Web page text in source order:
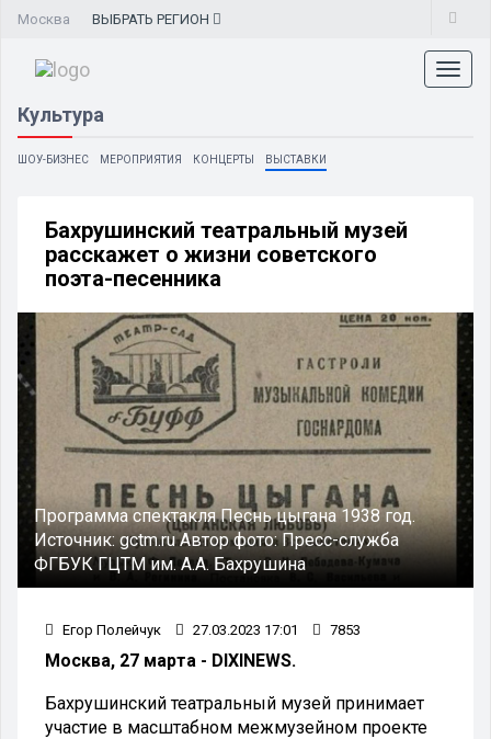
Москва ВЫБРАТЬ РЕГИОН
Культура
ШОУ-БИЗНЕС МЕРОПРИЯТИЯ КОНЦЕРТЫ ВЫСТАВКИ
Бахрушинский театральный музей
расскажет о жизни советского
поэта-песенника
Программа спектакля Песнь цыгана 1938 год.
Источник:gctm.ruАвтор фото:Пресс-служба
ФГБУК ГЦТМ им. А.А. Бахрушина
Егор Полейчук 27.03.2023 17:01 7853
Москва, 27 марта - DIXINEWS.
Бахрушинский театральный музей принимает
участие в масштабном межмузейном проекте